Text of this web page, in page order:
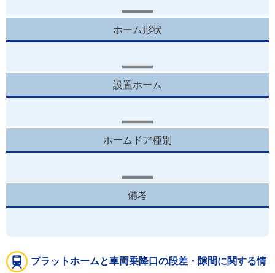
ホーム形状
設置ホーム
ホームドア種別
備考
プラットホームと車両乗降口の段差・隙間に関する情